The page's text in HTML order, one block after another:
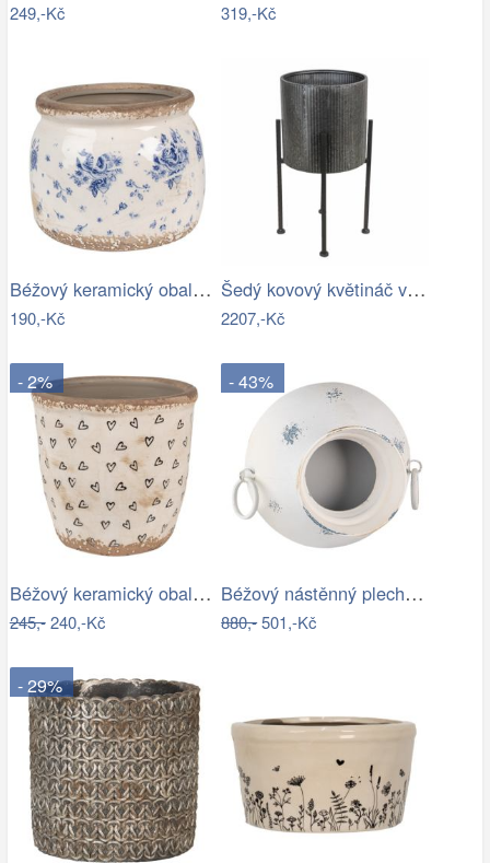
249,-Kč 319,-Kč
Béžový keramický obal na květináč s…
190,-Kč
Šedý kovový květináč ve stojanu Oteks -…
2207,-Kč
- 2%
Béžový keramický obal na květináč se…
245,-240,-Kč
- 43%
Béžový nástěnný plechový květináč Fun…
880,-501,-Kč
- 29%